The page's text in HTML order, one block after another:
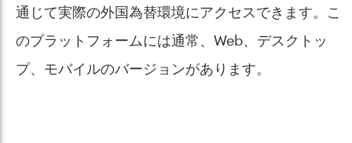
通じて実際の外国為替環境にアクセスできます。こ
のプラットフォームには通常、Web、デスクトッ
プ、モバイルのバージョンがあります。